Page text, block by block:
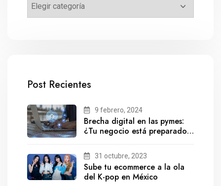
Post Recientes
9 febrero, 2024
Brecha digital en las pymes:
¿Tu negocio está preparado
31 octubre, 2023
Sube tu ecommerce a la ola
del K-pop en México